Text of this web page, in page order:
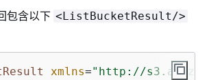
包含以下 <ListBucketResult/>
xmlns="http://